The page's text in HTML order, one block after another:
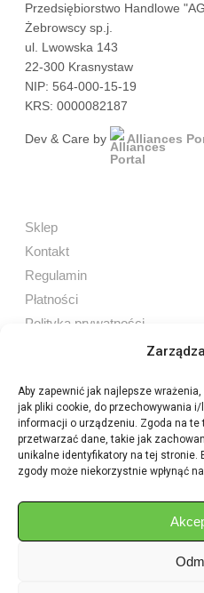
Aby zapewnić jak najlepsze
jak pliki cookie, do przechowywania
informacji o urządzeniu. Zgoda na te
przetwarzać dane, takie jak
unikalne identyfikatory na tej stronie.
zgody może niekorzystnie wpłynąć
Przedsiębiorstwo Handlowe
Żebrowscy sp.j.
ul. Lwowska 143
22-300 Krasnystaw
NIP: 564-000-15-19
KRS: 0000082187
Dev & Care by Alliances
Sklep
Kontakt
Regulamin
Płatności
Polityka prywatności
Sprzedaż internetowa
Tel:605 603 753
Sprzedaż detaliczna